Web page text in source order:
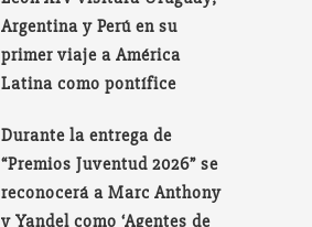
Argentina y Perú en su
primer viaje a América
Latina como pontífice
Durante la entrega de
“Premios Juventud 2026” se
reconocerá a Marc Anthony
y Yandel como ‘Agentes de